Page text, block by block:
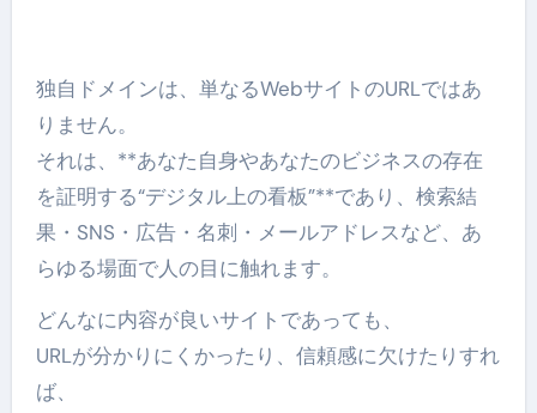
独自ドメインは、単なるWebサイトのURLではあ
りません。
それは、**あなた自身やあなたのビジネスの存在
を証明する“デジタル上の看板”**であり、検索結
果・SNS・広告・名刺・メールアドレスなど、あ
らゆる場面で人の目に触れます。
どんなに内容が良いサイトであっても、
URLが分かりにくかったり、信頼感に欠けたりすれ
ば、